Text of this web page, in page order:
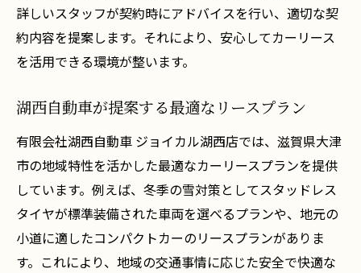
地域のニーズに応えるプラン設計
特別プランがもたらす付加価値
地元イベントに対応したリースの利用法
地域に根差したユニークなサービス
継続利用を促す特典とその活用法
有限会社湖西自動車が教えるカーリースの賢い
活用法
お得なリース利用のためのヒント
カーリースを最大限に活用する方法
詳しいスタッフが契約時にアドバイスを行い、適切な契
約内容を提案します。それにより、安心してカーリース
を活用できる環境が整います。
湖西自動車が提案する最適なリースプラン
有限会社湖西自動車 ジョイカル湖西店では、滋賀県大津
市の地域特性を活かした最適なカーリースプランを提供
しています。例えば、冬季の雪対策としてスタッドレス
タイヤが標準装備された車両を選べるプランや、地元の
小道に適したコンパクトカーのリースプランがありま
す。これにより、地域の交通事情に応じた安全で快適な